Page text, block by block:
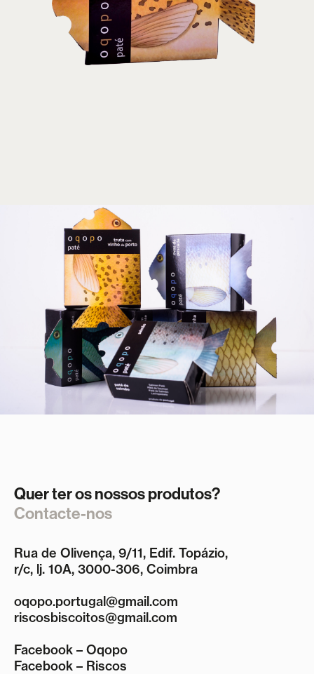
Quer ter os nossos produtos?
Contacte-nos
Rua de Olivença, 9/11, Edif. Topázio,
r/c, lj. 10A, 3000-306, Coimbra
oqopo.portugal@gmail.com
riscosbiscoitos@gmail.com
Facebook – Oqopo
Facebook – Riscos